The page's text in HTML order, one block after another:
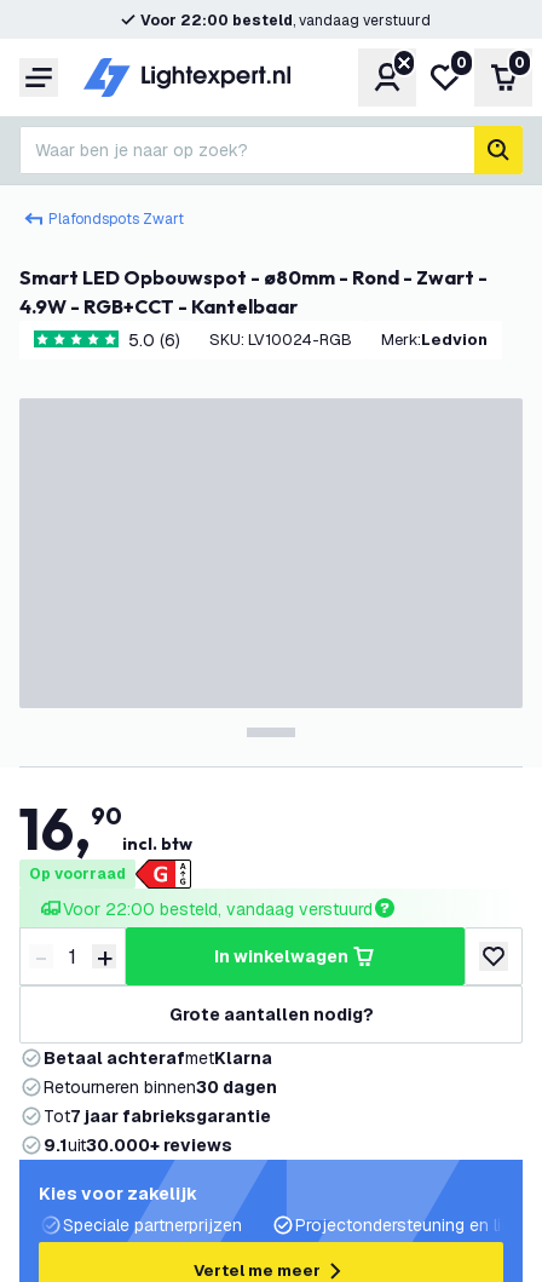
Voor 22:00 besteld, vandaag verstuurd
Menu Account
Mijn
0 0
Waar ben je naar op zoek?
Plafondspots Zwart
Smart LED Opbouwspot - ø80mm - Rond - Zwart -
4.9W - RGB+CCT - Kantelbaar
5 score sterren5.0 (6) SKU: LV10024-RGB Merk: Ledvion
16,90
incl. btw
Op voorraad
Voor 22:00 besteld, vandaag verstuurd
Verminder hoeveelheid
- Verhoog hoeveelheid
+ in winkelwagen
Grote aantallen nodig?
Betaal achterafmetKlarna
Retourneren binnen30 dagen
Tot7 jaar fabrieksgarantie
9.1uit30.000+ reviews
Kies voor zakelijk
Speciale partnerprijzen
Projectondersteuning en
Vertel me meer